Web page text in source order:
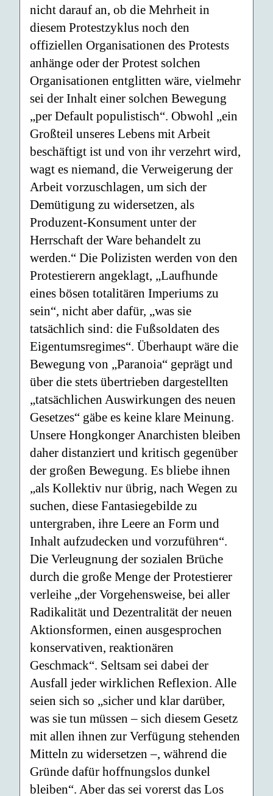
nicht darauf an, ob die Mehrheit in
diesem Protestzyklus noch den
offiziellen Organisationen des Protests
anhänge oder der Protest solchen
Organisationen entglitten wäre, vielmehr
sei der Inhalt einer solchen Bewegung
„per Default populistisch“. Obwohl „ein
Großteil unseres Lebens mit Arbeit
beschäftigt ist und von ihr verzehrt wird,
wagt es niemand, die Verweigerung der
Arbeit vorzuschlagen, um sich der
Demütigung zu widersetzen, als
Produzent-Konsument unter der
Herrschaft der Ware behandelt zu
werden.“ Die Polizisten werden von den
Protestierern angeklagt, „Laufhunde
eines bösen totalitären Imperiums zu
sein“, nicht aber dafür, „was sie
tatsächlich sind: die Fußsoldaten des
Eigentumsregimes“. Überhaupt wäre die
Bewegung von „Paranoia“ geprägt und
über die stets übertrieben dargestellten
„tatsächlichen Auswirkungen des neuen
Gesetzes“ gäbe es keine klare Meinung.
Unsere Hongkonger Anarchisten bleiben
daher distanziert und kritisch gegenüber
der großen Bewegung. Es bliebe ihnen
„als Kollektiv nur übrig, nach Wegen zu
suchen, diese Fantasiegebilde zu
untergraben, ihre Leere an Form und
Inhalt aufzudecken und vorzuführen“.
Die Verleugnung der sozialen Brüche
durch die große Menge der Protestierer
verleihe „der Vorgehensweise, bei aller
Radikalität und Dezentralität der neuen
Aktionsformen, einen ausgesprochen
konservativen, reaktionären
Geschmack“. Seltsam sei dabei der
Ausfall jeder wirklichen Reflexion. Alle
seien sich so „sicher und klar darüber,
was sie tun müssen – sich diesem Gesetz
mit allen ihnen zur Verfügung stehenden
Mitteln zu widersetzen –, während die
Gründe dafür hoffnungslos dunkel
bleiben“. Aber das sei vorerst das Los